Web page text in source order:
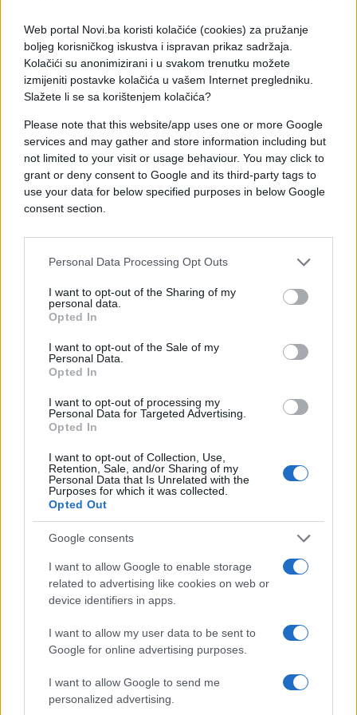
Web portal Novi.ba koristi kolačiće (cookies) za pružanje
boljeg korisničkog iskustva i ispravan prikaz sadržaja.
Kolačići su anonimizirani i u svakom trenutku možete
izmijeniti postavke kolačića u vašem Internet pregledniku.
Slažete li se sa korištenjem kolačića?
Please note that this website/app uses one or more Google
services and may gather and store information including but
not limited to your visit or usage behaviour. You may click to
grant or deny consent to Google and its third-party tags to
use your data for below specified purposes in below Google
consent section.
Personal Data Processing Opt Outs
I want to opt-out of the Sharing of my
personal data.
Opted In
I want to opt-out of the Sale of my
Personal Data.
Opted In
I want to opt-out of processing my
Personal Data for Targeted Advertising.
Opted In
I want to opt-out of Collection, Use,
Retention, Sale, and/or Sharing of my
Personal Data that Is Unrelated with the
Purposes for which it was collected.
Opted Out
Google consents
I want to allow Google to enable storage
related to advertising like cookies on web or
device identifiers in apps.
I want to allow my user data to be sent to
Google for online advertising purposes.
I want to allow Google to send me
personalized advertising.
sebi to dopustite na ovom nivou, onda ste
izgubljeni. Polako sam se pribrao, fizički problemi
su prošli i koncentrisao sam se na ono što treba da
radim – zaključio je Alkaraz.
#Carlos Alcaraz #damir dzumhur
#tenis